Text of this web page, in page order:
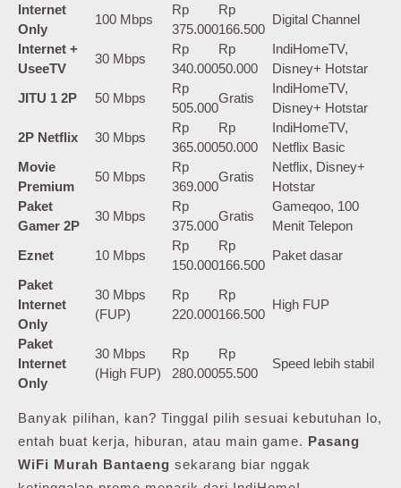
Internet
Only
100 Mbps
Rp
375.000
Rp
166.500
Digital Channel
Internet +
UseeTV
30 Mbps
Rp
340.000
Rp
50.000
IndiHomeTV,
Disney+ Hotstar
JITU 1 2P
50 Mbps
Rp
505.000
Gratis
IndiHomeTV,
Disney+ Hotstar
2P Netflix
30 Mbps
Rp
365.000
Rp
50.000
IndiHomeTV,
Netflix Basic
Movie
Premium
50 Mbps
Rp
369.000
Gratis
Netflix, Disney+
Hotstar
Paket
Gamer 2P
30 Mbps
Rp
375.000
Gratis
Gameqoo, 100
Menit Telepon
Eznet
10 Mbps
Rp
150.000
Rp
166.500
Paket dasar
Paket
Internet
Only
30 Mbps
(FUP)
Rp
220.000
Rp
166.500
High FUP
Paket
Internet
Only
30 Mbps
(High FUP)
Rp
280.000
Rp
55.500
Speed lebih stabil
Banyak pilihan, kan? Tinggal pilih sesuai kebutuhan lo,
entah buat kerja, hiburan, atau main game. Pasang
WiFi Murah Bantaeng sekarang biar nggak